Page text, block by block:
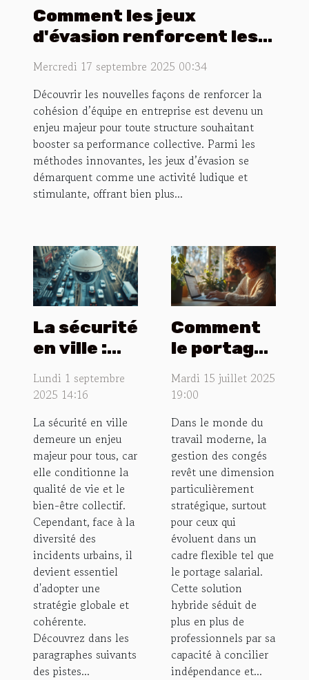
Comment les jeux
d'évasion renforcent les
liens en entreprise ?
Mercredi 17 septembre 2025 00:34
Découvrir les nouvelles façons de renforcer la
cohésion d’équipe en entreprise est devenu un
enjeu majeur pour toute structure souhaitant
booster sa performance collective. Parmi les
méthodes innovantes, les jeux d’évasion se
démarquent comme une activité ludique et
stimulante, offrant bien plus...
La sécurité
en ville :
quelle
stratégie
réduire les
incidents ?
Lundi 1 septembre
2025 14:16
La sécurité en ville
demeure un enjeu
majeur pour tous, car
elle conditionne la
qualité de vie et le
bien-être collectif.
Cependant, face à la
diversité des
incidents urbains, il
devient essentiel
d'adopter une
stratégie globale et
cohérente.
Découvrez dans les
paragraphes suivants
des pistes...
Comment
le portage
salarial
optimise-
gestion
des congés
?
Mardi 15 juillet 2025
19:00
Dans le monde du
travail moderne, la
gestion des congés
revêt une dimension
particulièrement
stratégique, surtout
pour ceux qui
évoluent dans un
cadre flexible tel que
le portage salarial.
Cette solution
hybride séduit de
plus en plus de
professionnels par sa
capacité à concilier
indépendance et...